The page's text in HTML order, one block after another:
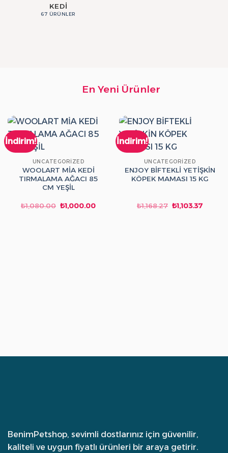
KEDI
67 ÜRÜNLER
En Yeni Ürünler
İndirim!
UNCATEGORIZED
WOOLART MİA KEDİ
TIRMALAMA AĞACI 85
CM YEŞİL
₺1,080.00 Orijinal
fiyat:
₺1,000.00Şu
İndirim!
UNCATEGORIZED
ENJOY BİFTEKLİ YETİŞKİN
KÖPEK MAMASI 15 KG
₺1,168.27 Orijinal
fiyat:
₺1,103.37Şu
BenimPetshop, sevimli dostlarınız için güvenilir,
kaliteli ve uygun fiyatlı ürünleri bir araya getirir.